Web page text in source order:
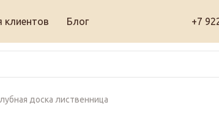
клиентов Блог +7
доска лиственница